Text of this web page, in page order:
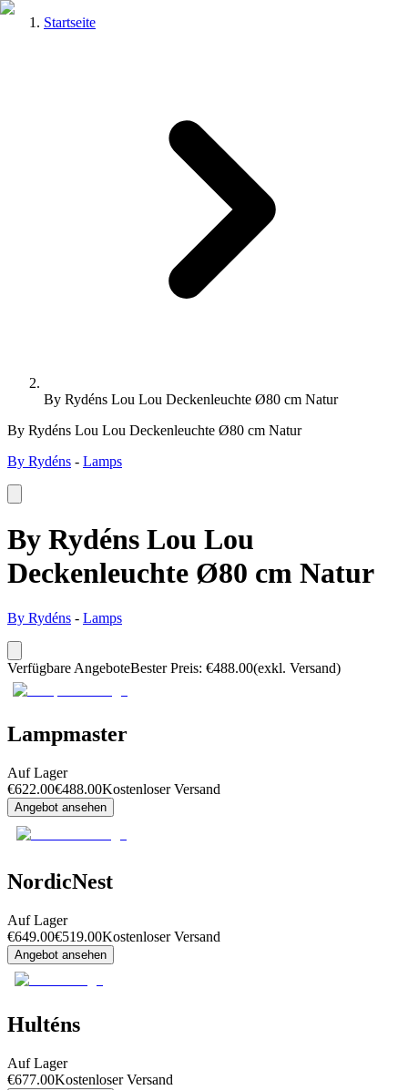
Startseite
By Rydéns Lou Lou Deckenleuchte Ø80 cm Natur
By Rydéns Lou Lou Deckenleuchte Ø80 cm Natur
By Rydéns - Lamps
By Rydéns Lou Lou
Deckenleuchte Ø80 cm Natur
By Rydéns - Lamps
Verfügbare AngeboteBester Preis: €488.00(exkl. Versand)
Lampmaster
Auf Lager
€622.00€488.00Kostenloser Versand
Angebot ansehen
NordicNest
Auf Lager
€649.00€519.00Kostenloser Versand
Angebot ansehen
Hulténs
Auf Lager
€677.00Kostenloser Versand